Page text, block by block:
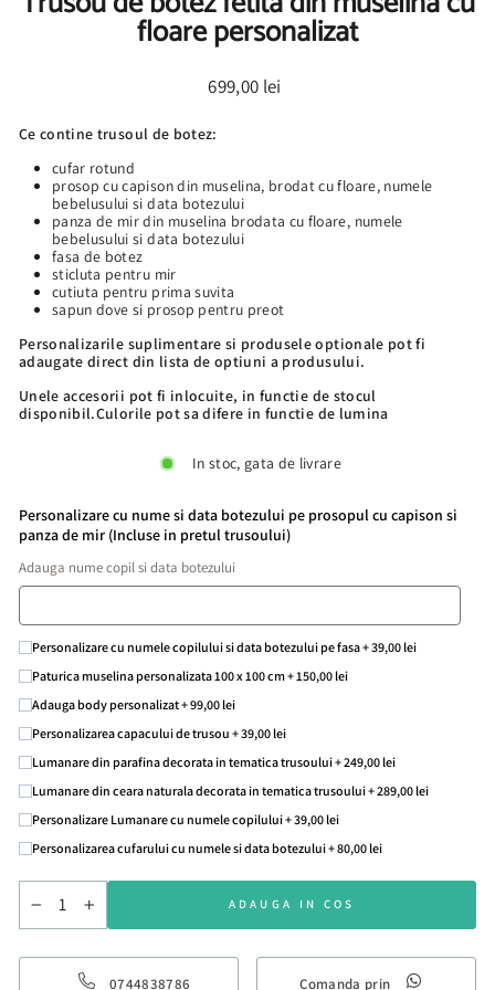
floare personalizat
Pret
normal
699,00 lei
Ce contine trusoul de botez:
cufar rotund
prosop cu capison din muselina, brodat cu floare, numele
bebelusului si data botezului
panza de mir din muselina brodata cu floare, numele
bebelusului si data botezului
fasa de botez
sticluta pentru mir
cutiuta pentru prima suvita
sapun dove si prosop pentru preot
Personalizarile suplimentare si produsele optionale pot fi
adaugate direct din lista de optiuni a produsului.
Unele accesorii pot fi inlocuite, in functie de stocul
disponibil.Culorile pot sa difere in functie de lumina
In stoc, gata de livrare
Personalizare cu nume si data botezului pe prosopul cu capison si
panza de mir (Incluse in pretul trusoului)
Adauga nume copil si data botezului
Personalizare cu numele copilului si data botezului pe fasa + 39,00 lei
Paturica muselina personalizata 100 x 100 cm + 150,00 lei
Adauga body personalizat + 99,00 lei
Personalizarea capacului de trusou + 39,00 lei
Lumanare din parafina decorata in tematica trusoului + 249,00 lei
Lumanare din ceara naturala decorata in tematica trusoului + 289,00 lei
Personalizare Lumanare cu numele copilului + 39,00 lei
Personalizarea cufarului cu numele si data botezului + 80,00 lei
ADAUGA IN COS
0744838786 Comanda prin